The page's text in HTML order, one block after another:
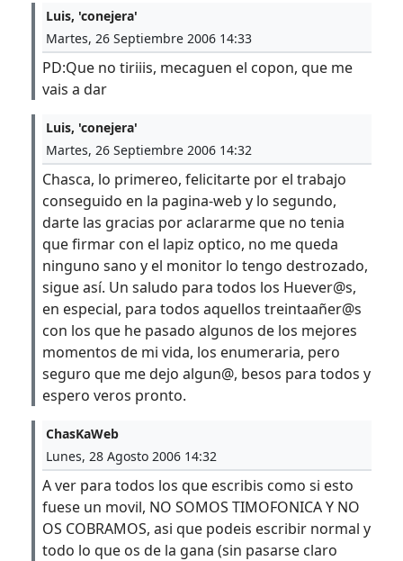
Luis, 'conejera'
Martes, 26 Septiembre 2006 14:33
PD:Que no tiriiis, mecaguen el copon, que me
vais a dar
Luis, 'conejera'
Martes, 26 Septiembre 2006 14:32
Chasca, lo primereo, felicitarte por el trabajo
conseguido en la pagina-web y lo segundo,
darte las gracias por aclararme que no tenia
que firmar con el lapiz optico, no me queda
ninguno sano y el monitor lo tengo destrozado,
sigue así. Un saludo para todos los Huever@s,
en especial, para todos aquellos treintaañer@s
con los que he pasado algunos de los mejores
momentos de mi vida, los enumeraria, pero
seguro que me dejo algun@, besos para todos y
espero veros pronto.
ChasKaWeb
Lunes, 28 Agosto 2006 14:32
A ver para todos los que escribis como si esto
fuese un movil, NO SOMOS TIMOFONICA Y NO
OS COBRAMOS, asi que podeis escribir normal y
todo lo que os de la gana (sin pasarse claro